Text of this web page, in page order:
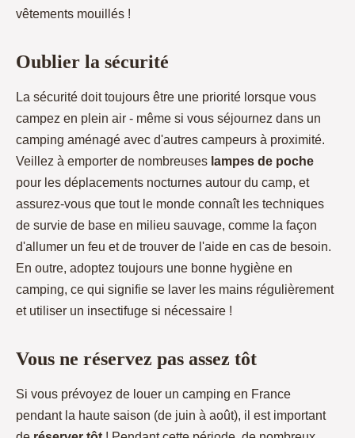
vêtements mouillés !
Oublier la sécurité
La sécurité doit toujours être une priorité lorsque vous
campez en plein air - même si vous séjournez dans un
camping aménagé avec d'autres campeurs à proximité.
Veillez à emporter de nombreuses lampes de poche
pour les déplacements nocturnes autour du camp, et
assurez-vous que tout le monde connaît les techniques
de survie de base en milieu sauvage, comme la façon
d'allumer un feu et de trouver de l'aide en cas de besoin.
En outre, adoptez toujours une bonne hygiène en
camping, ce qui signifie se laver les mains régulièrement
et utiliser un insectifuge si nécessaire !
Vous ne réservez pas assez tôt
Si vous prévoyez de louer un camping en France
pendant la haute saison (de juin à août), il est important